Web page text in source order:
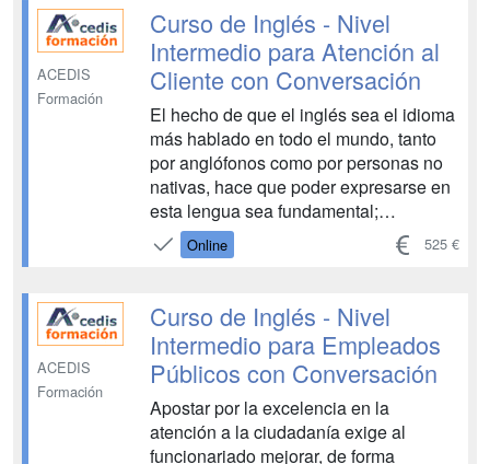
inglés (nivel intermedio) está diseñado
para aquellos adul...
ACEDIS
Formación
Curso de Inglés - Nivel
Intermedio para Atención al
Cliente con Conversación
El hecho de que el inglés sea el idioma
más hablado en todo el mundo, tanto
por anglófonos como por personas no
nativas, hace que poder expresarse en
esta lengua sea fundamental;
especialmente en aquellos casos en
los que desempeñemos nuestra labor
para que nuestra atención al cliente
extranjero sea la adec...
Online 525 €
ACEDIS
Formación
Curso de Inglés - Nivel
Intermedio para Empleados
Públicos con Conversación
Apostar por la excelencia en la
atención a la ciudadanía exige al
funcionariado mejorar, de forma